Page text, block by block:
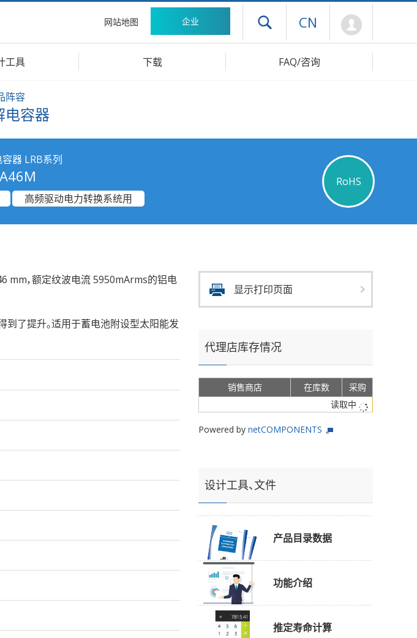
网站地图 企业 打开抽屉菜单
CN
工具 下载 FAQ/咨询
阵容
电容器
器 LRB系列
RoHS
高频驱动电力转换系统用
mm，额定纹波电流 5950mArms的铝电
到了提升。适用于蓄电池附设型太阳能发
显示打印页面
代理店库存情况
销售商店 在库数
采购
读取中
Powered by netCOMPONENTS
设计工具、文件
产品目录数据
功能介绍
推定寿命计算